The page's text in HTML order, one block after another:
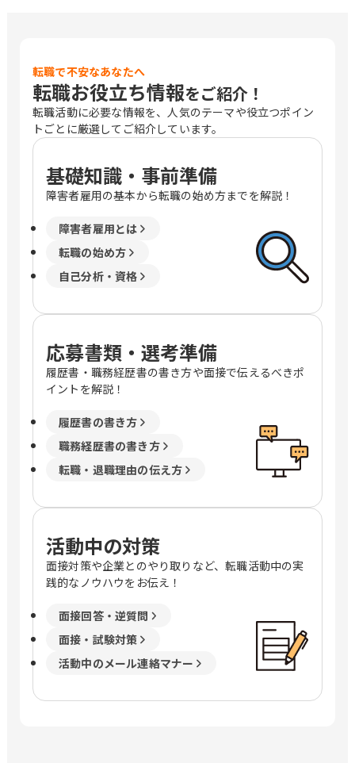
転職で不安なあなたへ
転職お役立ち情報をご紹介！
転職活動に必要な情報を、人気のテーマや役立つポイン
トごとに厳選してご紹介しています。
基礎知識・事前準備
障害者雇用の基本から転職の始め方までを解説！
障害者雇用とは
転職の始め方
自己分析・資格
応募書類・選考準備
履歴書・職務経歴書の書き方や面接で伝えるべきポ
イントを解説！
履歴書の書き方
職務経歴書の書き方
転職・退職理由の伝え方
活動中の対策
面接対策や企業とのやり取りなど、転職活動中の実
践的なノウハウをお伝え！
面接回答・逆質問
面接・試験対策
活動中のメール連絡マナー